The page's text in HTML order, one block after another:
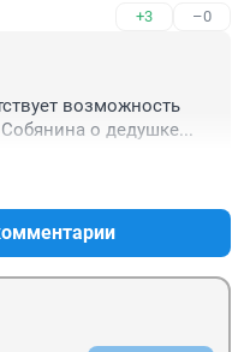
+3 –0
возможность
о дедушке...